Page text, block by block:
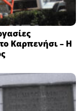
Καρπενήσι – Η